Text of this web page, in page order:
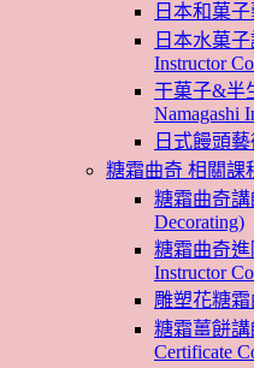
日本和菓
日本水菓
Instructor
干菓子&半
Namagashi
日式饅頭
糖霜曲奇 相關課
糖霜曲奇講
Decorating)
糖霜曲奇進
Instructor
雕塑花糖
糖霜薑餅講
Certificate